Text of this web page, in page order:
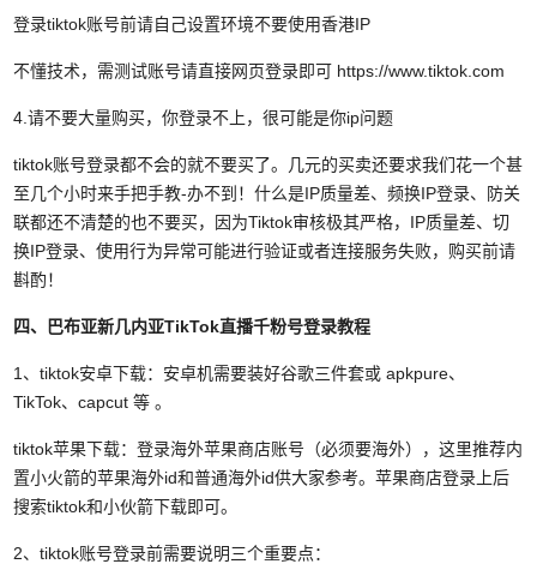
登录tiktok账号前请自己设置环境不要使用香港IP
不懂技术，需测试账号请直接网页登录即可 https://www.tiktok.com
4.请不要大量购买，你登录不上，很可能是你ip问题
tiktok账号登录都不会的就不要买了。几元的买卖还要求我们花一个甚
至几个小时来手把手教-办不到！什么是IP质量差、频换IP登录、防关
联都还不清楚的也不要买，因为Tiktok审核极其严格，IP质量差、切
换IP登录、使用行为异常可能进行验证或者连接服务失败，购买前请
斟酌！
四、巴布亚新几内亚TikTok直播千粉号登录教程
1、tiktok安卓下载：安卓机需要装好谷歌三件套或 apkpure、
TikTok、capcut 等 。
tiktok苹果下载：登录海外苹果商店账号（必须要海外），这里推荐内
置小火箭的苹果海外id和普通海外id供大家参考。苹果商店登录上后
搜索tiktok和小伙箭下载即可。
2、tiktok账号登录前需要说明三个重要点：